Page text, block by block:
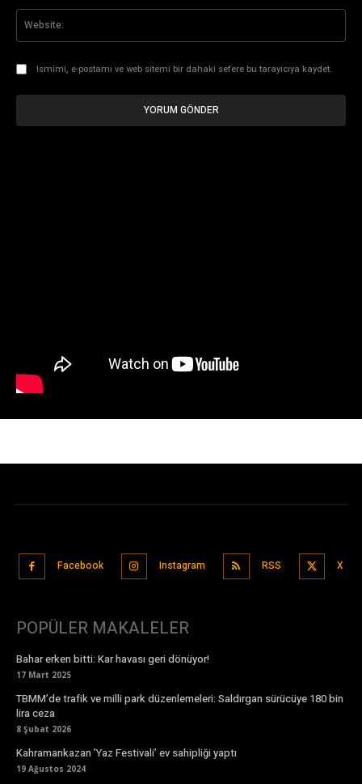
Facebook Instagram RSS X
POPÜLER MAKALELER
Bahar erken bitti: Kar havası geri dönüyor!
17 Mart 2025
TBMM’de trafik ve milli park düzenlemeleri: Saldırgan sürücüye 180 bin
lira ceza
8 Şubat 2026
Kahramankazan ’Yaz Festivali’ ev sahipliği yaptı
19 Ağustos 2024